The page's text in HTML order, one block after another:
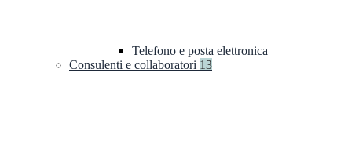
Telefono e posta elettronica
Consulenti e collaboratori 13